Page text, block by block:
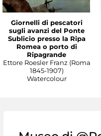
Giornelli di pescatori
sugli avanzi del Ponte
Sublicio presso la Ripa
Romea o porto di
Ripagrande
Ettore Roesler Franz (Roma
1845-1907)
Watercolour